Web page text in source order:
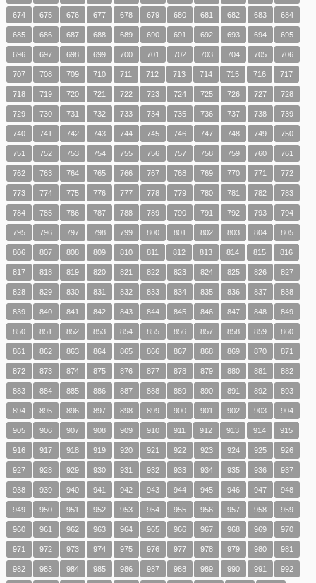
674 675 676 677 678 679 680 681 682 683 684
685 686 687 688 689 690 691 692 693 694 695
696 697 698 699 700 701 702 703 704 705 706
707 708 709 710 711 712 713 714 715 716 717
718 719 720 721 722 723 724 725 726 727 728
729 730 731 732 733 734 735 736 737 738 739
740 741 742 743 744 745 746 747 748 749 750
751 752 753 754 755 756 757 758 759 760 761
762 763 764 765 766 767 768 769 770 771 772
773 774 775 776 777 778 779 780 781 782 783
784 785 786 787 788 789 790 791 792 793 794
795 796 797 798 799 800 801 802 803 804 805
806 807 808 809 810 811 812 813 814 815 816
817 818 819 820 821 822 823 824 825 826 827
828 829 830 831 832 833 834 835 836 837 838
839 840 841 842 843 844 845 846 847 848 849
850 851 852 853 854 855 856 857 858 859 860
861 862 863 864 865 866 867 868 869 870 871
872 873 874 875 876 877 878 879 880 881 882
883 884 885 886 887 888 889 890 891 892 893
894 895 896 897 898 899 900 901 902 903 904
905 906 907 908 909 910 911 912 913 914 915
916 917 918 919 920 921 922 923 924 925 926
927 928 929 930 931 932 933 934 935 936 937
938 939 940 941 942 943 944 945 946 947 948
949 950 951 952 953 954 955 956 957 958 959
960 961 962 963 964 965 966 967 968 969 970
971 972 973 974 975 976 977 978 979 980 981
982 983 984 985 986 987 988 989 990 991 992